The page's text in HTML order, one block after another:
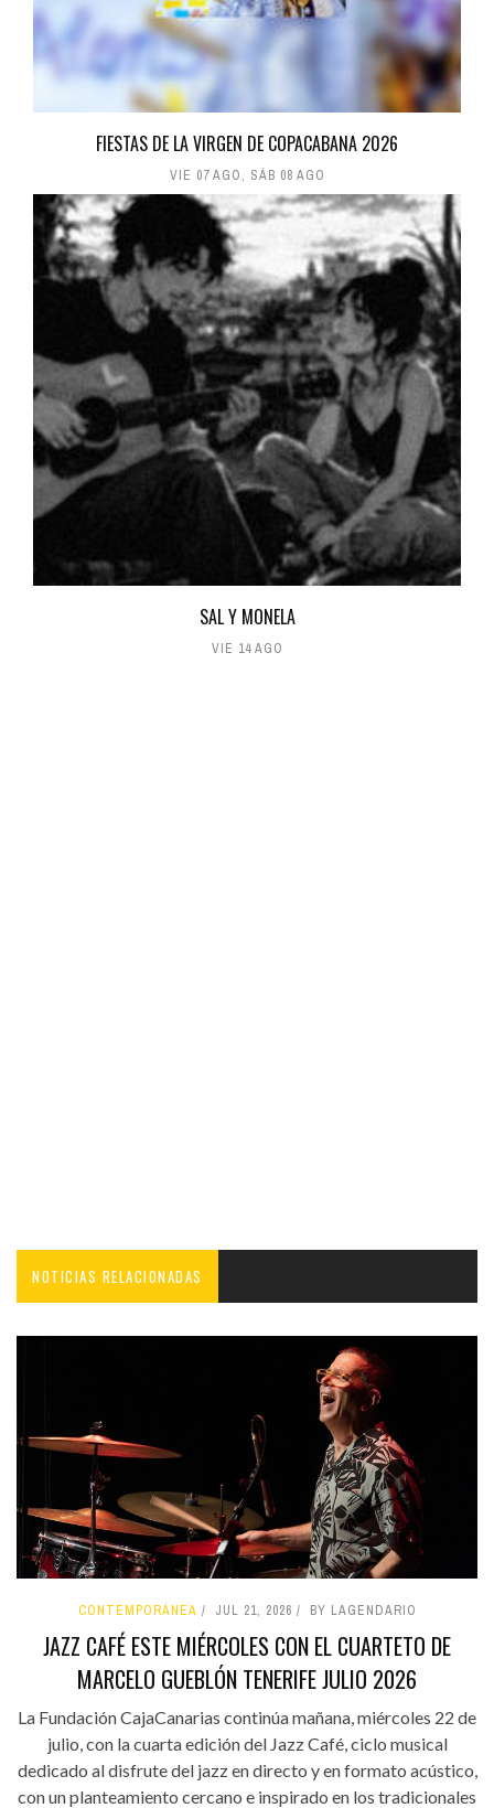
FIESTAS DE LA VIRGEN DE COPACABANA 2026
VIE 07 AGO, SÁB 08 AGO
SAL Y MONELA
VIE 14 AGO
NOTICIAS RELACIONADAS
CONTEMPORÁNEA JUL 21, 2026 BY LAGENDARIO
JAZZ CAFÉ ESTE MIÉRCOLES CON EL CUARTETO DE
MARCELO GUEBLÓN TENERIFE JULIO 2026
La Fundación CajaCanarias continúa mañana, miércoles 22 de
julio, con la cuarta edición del Jazz Café, ciclo musical
dedicado al disfrute del jazz en directo y en formato acústico,
con un planteamiento cercano e inspirado en los tradicionales